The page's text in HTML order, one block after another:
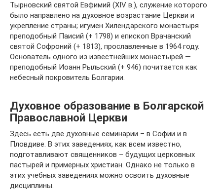
Тырновский святой Евфимий (XIV в.), служение которого
было направлено на духовное возрастание Церкви и
укрепление страны; игумен Хилендарского монастыря
преподобный Паисий (+ 1798) и епископ Врачанский
святой Софроний (+ 1813), прославленные в 1964 году.
Основатель одного из известнейших монастырей —
преподобный Иоанн Рыльский (+ 946) почитается как
небесный покровитель Болгарии.
Духовное образование в Болгарской
Православной Церкви
Здесь есть две духовные семинарии – в Софии и в
Пловдиве. В этих заведениях, как всем известно,
подготавливают священников – будущих церковных
пастырей и примерных христиан. Однако не только в
этих учебных заведениях можно освоить духовные
дисциплины.